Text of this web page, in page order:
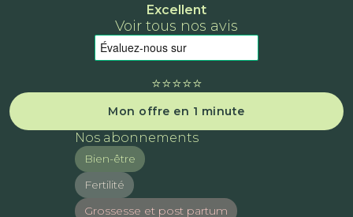
Excellent
Voir tous nos avis
⭐️⭐️⭐️⭐️⭐️
Mon offre en 1 minute
Nos abonnements
Bien-être
Fertilité
Grossesse et post partum